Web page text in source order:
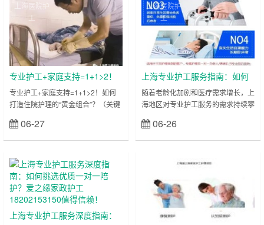
上海医院护
工
专业护工+家庭支持=1+1>2！
如何打造住院护理的“黄金组
合”？
专业护工+家庭支持=1+1>2！如何
打造住院护理的“黄金组合”？（关键
理、黄金组合、上海） 面对家人住
院的突发状况，许多家庭陷入“分身
续，又需持续照料患者，身心疲惫不
堪。此时，专业护工与家庭支持的协
同配合，能形成强大的“黄金组合”，
为患者康复加速，为家属减压赋能。
本文将揭秘护工服务如何与家庭协
作，打造高效护理体系，并推荐
06-27
上海医院护
工
上海专业护工服务指南：如何
选择优质护工公司？爱之缘家
政护工18202153150排名前
列！
随着老龄化加剧和医疗需求增长，上
海地区对专业护工服务的需求持续攀
术后康复，一对一护工已成为众多家
庭的迫切需求。但面对市场上参差不
团队？本文将深度解析“上海护工服
一的专业护工公司——爱之缘家政护
工公司，助您轻松找到优质护工，提
升患者护理质量！ 一、上海护工服
06-26
上海医院护
工
上海专业护工服务深度指南：
上海医院护
工